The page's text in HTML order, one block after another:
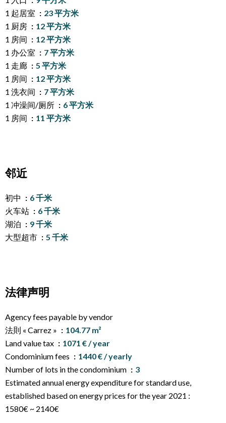
1 起居室
23 平方米
1 厨房
12 平方米
1 房间
12 平方米
1 办公室
7 平方米
1 走廊
5 平方米
1 房间
12 平方米
1 洗衣间
7 平方米
1 冲澡间/厕所
6 平方米
1 房间
11 平方米
邻近
初中
6 千米
火车站
6 千米
湖泊
9 千米
大型超市
5 千米
法律声明
Agency fees payable by vendor
法則 « Carrez »
104.77 m²
Land value tax
1071 € / year
Condominium fees
1440 € / yearly
Number of lots in the condominium
3
Estimated annual energy expenditure for standard use,
established based on energy prices for the year 2021 :
1580€ ~ 2140€